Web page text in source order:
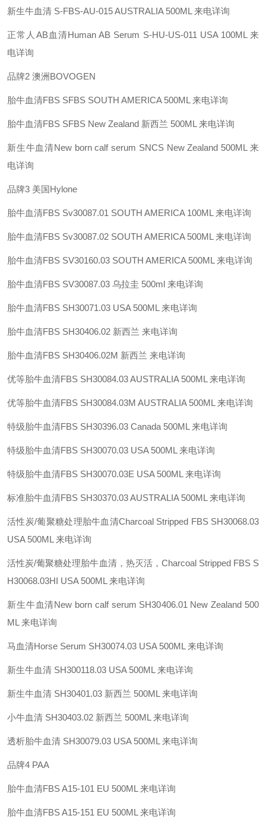
新生牛血清 S-FBS-AU-015 AUSTRALIA 500ML 来电详询
正常人AB血清Human AB Serum S-HU-US-011 USA 100ML 来
电详询
品牌2 澳洲BOVOGEN
胎牛血清FBS SFBS SOUTH AMERICA 500ML 来电详询
胎牛血清FBS SFBS New Zealand 新西兰 500ML 来电详询
新生牛血清New born calf serum SNCS New Zealand 500ML 来
电详询
品牌3 美国Hylone
胎牛血清FBS Sv30087.01 SOUTH AMERICA 100ML 来电详询
胎牛血清FBS Sv30087.02 SOUTH AMERICA 500ML 来电详询
胎牛血清FBS SV30160.03 SOUTH AMERICA 500ML 来电详询
胎牛血清FBS SV30087.03 乌拉圭 500ml 来电详询
胎牛血清FBS SH30071.03 USA 500ML 来电详询
胎牛血清FBS SH30406.02 新西兰 来电详询
胎牛血清FBS SH30406.02M 新西兰 来电详询
优等胎牛血清FBS SH30084.03 AUSTRALIA 500ML 来电详询
优等胎牛血清FBS SH30084.03M AUSTRALIA 500ML 来电详询
特级胎牛血清FBS SH30396.03 Canada 500ML 来电详询
特级胎牛血清FBS SH30070.03 USA 500ML 来电详询
特级胎牛血清FBS SH30070.03E USA 500ML 来电详询
标准胎牛血清FBS SH30370.03 AUSTRALIA 500ML 来电详询
活性炭/葡聚糖处理胎牛血清Charcoal Stripped FBS SH30068.03
USA 500ML 来电详询
活性炭/葡聚糖处理胎牛血清，热灭活，Charcoal Stripped FBS S
H30068.03HI USA 500ML 来电详询
新生牛血清New born calf serum SH30406.01 New Zealand 500
ML 来电详询
马血清Horse Serum SH30074.03 USA 500ML 来电详询
新生牛血清 SH300118.03 USA 500ML 来电详询
新生牛血清 SH30401.03 新西兰 500ML 来电详询
小牛血清 SH30403.02 新西兰 500ML 来电详询
透析胎牛血清 SH30079.03 USA 500ML 来电详询
品牌4 PAA
胎牛血清FBS A15-101 EU 500ML 来电详询
胎牛血清FBS A15-151 EU 500ML 来电详询